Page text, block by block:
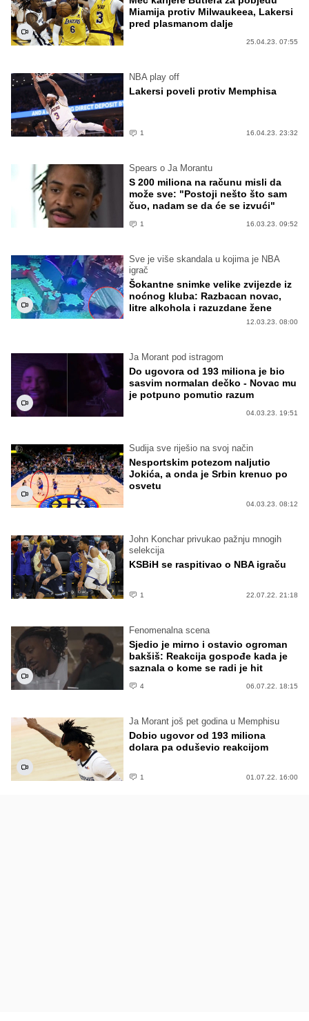
Miamija protiv Milwaukeea, Lakersi
pred plasmanom dalje
25.04.23. 07:55
NBA play off
Lakersi poveli protiv Memphisa
1 16.04.23. 23:32
Spears o Ja Morantu
S 200 miliona na računu misli da
može sve: "Postoji nešto što sam
čuo, nadam se da će se izvući"
1 16.03.23. 09:52
Sve je više skandala u kojima je NBA
igrač
Šokantne snimke velike zvijezde iz
noćnog kluba: Razbacan novac,
litre alkohola i razuzdane žene
12.03.23. 08:00
Ja Morant pod istragom
Do ugovora od 193 miliona je bio
sasvim normalan dečko - Novac mu
je potpuno pomutio razum
04.03.23. 19:51
Sudija sve riješio na svoj način
Nesportskim potezom naljutio
Jokića, a onda je Srbin krenuo po
osvetu
04.03.23. 08:12
John Konchar privukao pažnju mnogih
selekcija
KSBiH se raspitivao o NBA igraču
1 22.07.22. 21:18
Fenomenalna scena
Sjedio je mirno i ostavio ogroman
bakšiš: Reakcija gospođe kada je
saznala o kome se radi je hit
4 06.07.22. 18:15
Ja Morant još pet godina u Memphisu
Dobio ugovor od 193 miliona
dolara pa oduševio reakcijom
1 01.07.22. 16:00